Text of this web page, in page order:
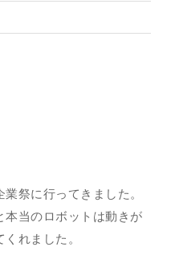
祭に行ってきました。
本当のロボットは動きが
れました。